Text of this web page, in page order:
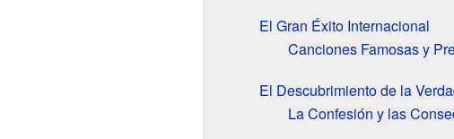
El Gran Éxito Internacional
Canciones Famosas y
El Descubrimiento de la
La Confesión y las